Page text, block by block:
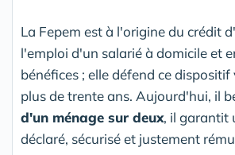
La Fepem est à l'origine du crédit
l'emploi d'un salarié à domicile et
bénéfices ; elle défend ce
plus de trente ans. Aujourd'hui, il
d'un ménage sur deux, il garantit
déclaré, sécurisé et justement